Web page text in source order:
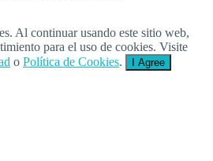
Al continuar usando este sitio web,
para el uso de cookies. Visite
o Política de Cookies. I Agree